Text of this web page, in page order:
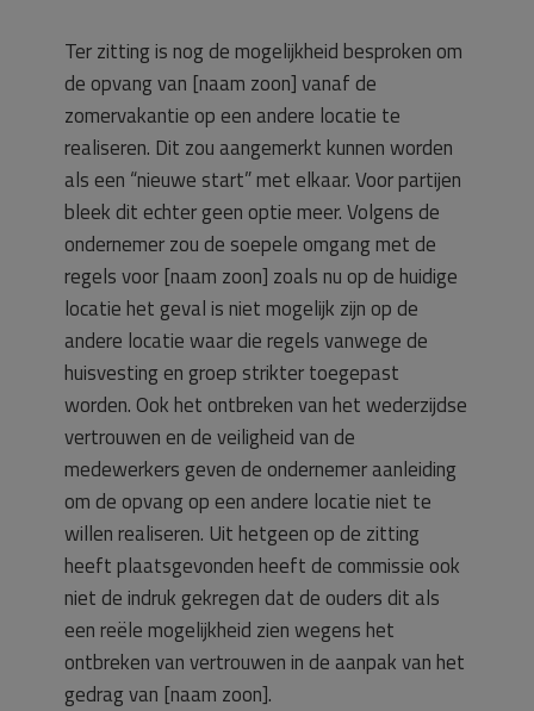
Ter zitting is nog de mogelijkheid besproken om
de opvang van [naam zoon] vanaf de
zomervakantie op een andere locatie te
realiseren. Dit zou aangemerkt kunnen worden
als een “nieuwe start” met elkaar. Voor partijen
bleek dit echter geen optie meer. Volgens de
ondernemer zou de soepele omgang met de
regels voor [naam zoon] zoals nu op de huidige
locatie het geval is niet mogelijk zijn op de
andere locatie waar die regels vanwege de
huisvesting en groep strikter toegepast
worden. Ook het ontbreken van het wederzijdse
vertrouwen en de veiligheid van de
medewerkers geven de ondernemer aanleiding
om de opvang op een andere locatie niet te
willen realiseren. Uit hetgeen op de zitting
heeft plaatsgevonden heeft de commissie ook
niet de indruk gekregen dat de ouders dit als
een reële mogelijkheid zien wegens het
ontbreken van vertrouwen in de aanpak van het
gedrag van [naam zoon].